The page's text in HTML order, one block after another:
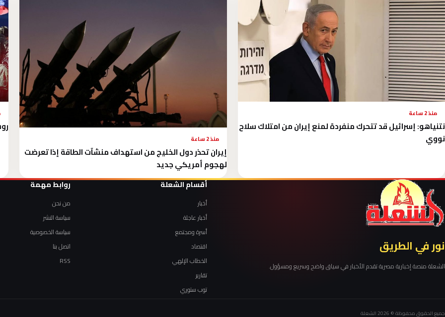
منذ 2 ساعة
نتنياهو: إسرائيل قد تتحرك منفردة لمنع إيران من امتلاك سلاح
نووي
منذ 2 ساعة
إيران تحذر دول الخليج من استهداف منشآت الطاقة إذا تعرضت
لهجوم أمريكي جديد
نور في الطريق
الشعلة منصة إخبارية مصرية تقدم الأخبار في سياق واضح وسريع ومسؤول.
أقسام الشعلة
أخبار
أخبار عاجلة
أسرة ومجتمع
اقتصاد
الخطاب الإلهي
تقارير
توب ستوري
روابط مهمة
من نحن
سياسة النشر
سياسة الخصوصية
اتصل بنا
RSS
جميع الحقوق محفوظة © 2026 الشعلة